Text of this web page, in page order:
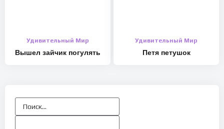
Удивительный Мир
Вышел зайчик погулять
Удивительный Мир
Петя петушок